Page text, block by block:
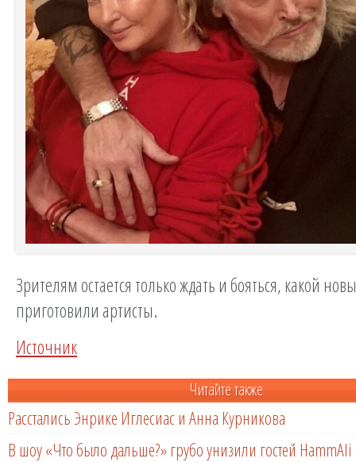
Зрителям остается только ждать и бояться, какой
приготовили артисты.
Источник
Читайте также
Расстались Энрике Иглесиас и Анна Курникова
В шоу «Что было дальше?» грубо унизили гостей HammAli